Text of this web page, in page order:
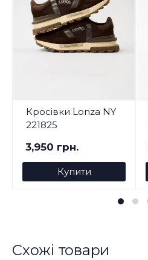
Кросівки Lonza NY
221825
3,950 грн.
Купити
Схожі товари